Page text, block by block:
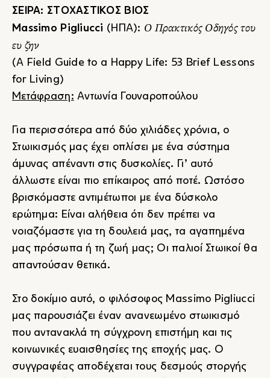
ΣΕΙΡΑ: ΣΤΟΧΑΣΤΙΚΟΣ ΒΙΟΣ
Massimo Pigliucci (ΗΠΑ): Ο Πρακτικός Οδηγός του
ευ ζην
(A Field Guide to a Happy Life: 53 Brief Lessons
for Living)
Μετάφραση: Αντωνία Γουναροπούλου
Για περισσότερα από δύο χιλιάδες χρόνια, ο
Στωικισμός μας έχει οπλίσει με ένα σύστημα
άμυνας απέναντι στις δυσκολίες. Γι’ αυτό
άλλωστε είναι πιο επίκαιρος από ποτέ. Ωστόσο
βρισκόμαστε αντιμέτωποι με ένα δύσκολο
ερώτημα: Είναι αλήθεια ότι δεν πρέπει να
νοιαζόμαστε για τη δουλειά μας, τα αγαπημένα
μας πρόσωπα ή τη ζωή μας; Οι παλιοί Στωικοί θα
απαντούσαν θετικά.
Στο δοκίμιο αυτό, ο φιλόσοφος Massimo Pigliucci
μας παρουσιάζει έναν ανανεωμένο στωικισμό
που αντανακλά τη σύγχρονη επιστήμη και τις
κοινωνικές ευαισθησίες της εποχής μας. Ο
συγγραφέας αποδέχεται τους δεσμούς στοργής